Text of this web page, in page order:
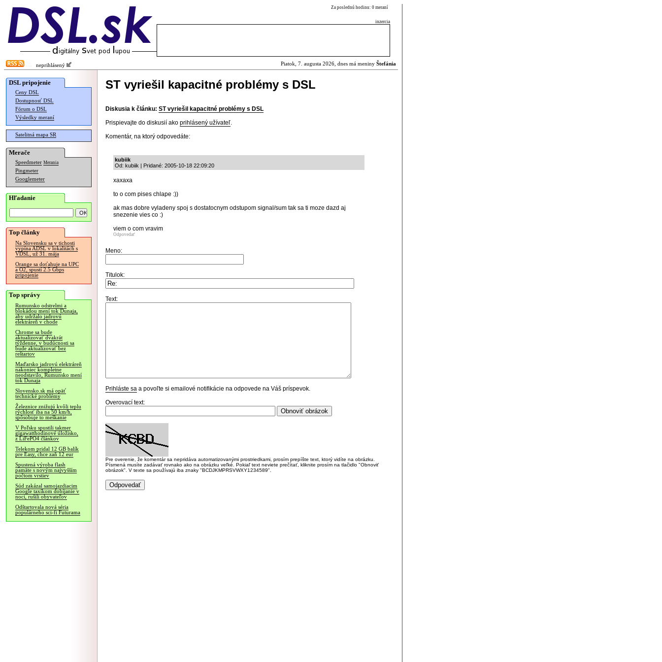
Za poslednú hodinu: 0 meraní
inzercia
neprihlásený Piatok, 7. augusta 2026, dnes má meniny Štefánia
DSL pripojenie
Ceny DSL
Dostupnosť DSL
Fórum o DSL
Výsledky meraní
Satelitná mapa SR
Merače
Speedmeter Merania
Pingmeter
Googlemeter
Hľadanie
Top články
Na Slovensku sa v tichosti
vypína ADSL v lokalitách s
VDSL, už 31. mája
Orange sa doťahuje na UPC
a O2, spustí 2.5 Gbps
pripojenie
Top správy
Rumunsko odstrelmi a
blokádou mení tok Dunaja,
aby udržalo jadrovú
elektráreň v chode
Chrome sa bude
aktualizovať dvakrát
týždenne, v budúcnosti sa
bude aktualizovať bez
reštartov
Maďarsko jadrovú elektráreň
nakoniec kompletne
neodstavilo, Rumunsko mení
tok Dunaja
Slovensko.sk má opäť
technické problémy
Železnice znižujú kvôli teplu
rýchlosť iba na 50 km/h,
spôsobuje to meškanie
V Poľsku spustili takmer
gigawatthodinové úložisko,
z LiFePO4 článkov
Telekom pridal 12 GB balík
pre Easy, chce zaň 12 eur
Spustená výroba flash
pamäte s novým najvyšším
počtom vrstiev
Súd zakázal samojazdiacim
Google taxíkom dobíjanie v
noci, rušili obyvateľov
Odštartovala nová séria
populárneho sci-fi Futurama
ST vyriešil kapacitné problémy s DSL
Diskusia k článku: ST vyriešil kapacitné problémy s DSL
Prispievajte do diskusií ako prihlásený užívateľ.
Komentár, na ktorý odpovedáte:
kubiik
Od: kubiik | Pridané: 2005-10-18 22:09:20
xaxaxa
to o com pises chlape :))
ak mas dobre vyladeny spoj s dostatocnym odstupom signal/sum tak sa ti moze dazd aj
snezenie vies co :)
viem o com vravim
Odpovedať
Meno:
Titulok:
Text:
Prihláste sa a povoľte si emailové notifikácie na odpovede na Váš príspevok.
Overovací text:
Pre overenie, že komentár sa nepridáva automatizovanými prostriedkami, prosím prepíšte text, ktorý vidíte na obrázku.
Písmená musíte zadávať rovnako ako na obrázku veľké. Pokiaľ text neviete prečítať, kliknite prosím na tlačidlo "Obnoviť
obrázok". V texte sa používajú iba znaky "BCDJKMPRSVWXY1234589".